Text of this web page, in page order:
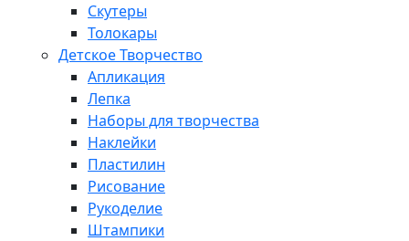
Скутеры
Толокары
Детское Творчество
Апликация
Лепка
Наборы для творчества
Наклейки
Пластилин
Рисование
Рукоделие
Штампики